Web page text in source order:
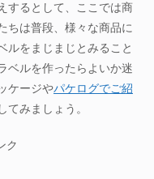
するとして、ここでは商
ちは普段、様々な商品に
ルをまじまじとみること
ベルを作ったらよいか迷
ケージやパケログでご紹
てみましょう。
ク